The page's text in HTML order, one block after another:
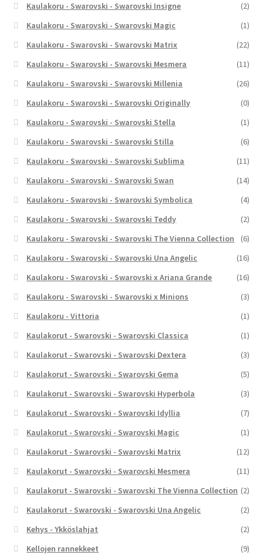
Kaulakoru - Swarovski - Swarovski Insigne
(2)
Kaulakoru - Swarovski - Swarovski Magic
(1)
Kaulakoru - Swarovski - Swarovski Matrix
(22)
Kaulakoru - Swarovski - Swarovski Mesmera
(11)
Kaulakoru - Swarovski - Swarovski Millenia
(26)
Kaulakoru - Swarovski - Swarovski Originally
(0)
Kaulakoru - Swarovski - Swarovski Stella
(1)
Kaulakoru - Swarovski - Swarovski Stilla
(6)
Kaulakoru - Swarovski - Swarovski Sublima
(11)
Kaulakoru - Swarovski - Swarovski Swan
(14)
Kaulakoru - Swarovski - Swarovski Symbolica
(4)
Kaulakoru - Swarovski - Swarovski Teddy
(2)
Kaulakoru - Swarovski - Swarovski The Vienna Collection
(6)
Kaulakoru - Swarovski - Swarovski Una Angelic
(16)
Kaulakoru - Swarovski - Swarovski x Ariana Grande
(16)
Kaulakoru - Swarovski - Swarovski x Minions
(3)
Kaulakoru - Vittoria
(1)
Kaulakorut - Swarovski - Swarovski Classica
(1)
Kaulakorut - Swarovski - Swarovski Dextera
(3)
Kaulakorut - Swarovski - Swarovski Gema
(5)
Kaulakorut - Swarovski - Swarovski Hyperbola
(3)
Kaulakorut - Swarovski - Swarovski Idyllia
(7)
Kaulakorut - Swarovski - Swarovski Magic
(1)
Kaulakorut - Swarovski - Swarovski Matrix
(12)
Kaulakorut - Swarovski - Swarovski Mesmera
(11)
Kaulakorut - Swarovski - Swarovski The Vienna Collection (2)
Kaulakorut - Swarovski - Swarovski Una Angelic
(2)
Kehys - Ykköslahjat
(2)
Kellojen rannekkeet
(9)